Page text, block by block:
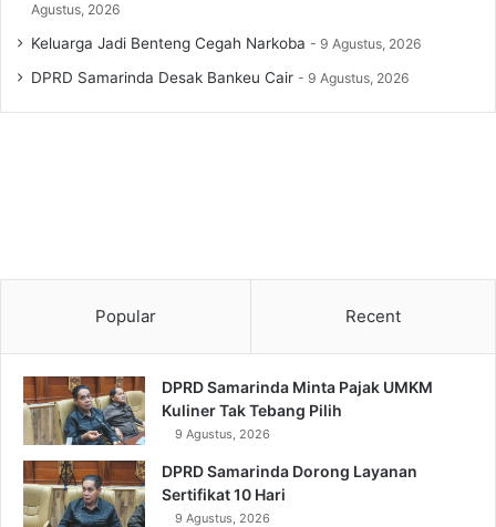
Agustus, 2026
Keluarga Jadi Benteng Cegah Narkoba 9 Agustus, 2026
DPRD Samarinda Desak Bankeu Cair 9 Agustus, 2026
Popular Recent
DPRD Samarinda Minta Pajak UMKM
Kuliner Tak Tebang Pilih
9 Agustus, 2026
DPRD Samarinda Dorong Layanan
Sertifikat 10 Hari
9 Agustus, 2026